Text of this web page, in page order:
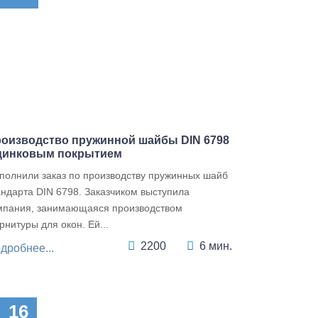
пружинной шайбы DIN 6798
покрытием
заказ по производству пружинных шайб
DIN 6798. Заказчиком выступила
занимающаяся производством
для окон. Ей...
2200 6 мин.
16